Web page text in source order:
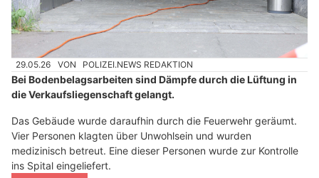
29.05.26 VON POLIZEI.NEWS REDAKTION
Bei Bodenbelagsarbeiten sind Dämpfe durch die Lüftung in
die Verkaufsliegenschaft gelangt.
Das Gebäude wurde daraufhin durch die Feuerwehr geräumt.
Vier Personen klagten über Unwohlsein und wurden
medizinisch betreut. Eine dieser Personen wurde zur Kontrolle
ins Spital eingeliefert.